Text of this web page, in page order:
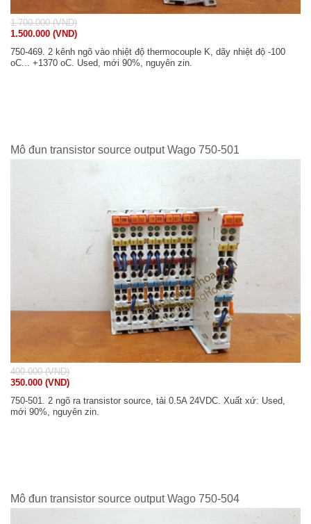
1.700.000 (VND)
1.500.000 (VND)
750-469. 2 kênh ngõ vào nhiệt độ thermocouple K, dãy nhiệt độ -100
oC... +1370 oC. Used, mới 90%, nguyên zin.
Mô đun transistor source output Wago 750-501
400.000 (VND)
350.000 (VND)
750-501. 2 ngõ ra transistor source, tải 0.5A 24VDC. Xuất xứ: Used,
mới 90%, nguyên zin.
Mô đun transistor source output Wago 750-504